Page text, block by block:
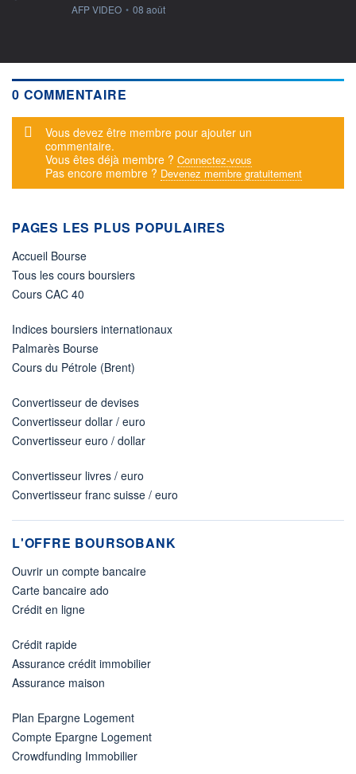
information fournie par
AFP VIDEO • 08 août
0 COMMENTAIRE
Message d'alerte
Vous devez être membre pour ajouter un
commentaire.
Vous êtes déjà membre ? Connectez-vous
Pas encore membre ? Devenez membre gratuitement
PAGES LES PLUS POPULAIRES
Accueil Bourse
Tous les cours boursiers
Cours CAC 40
Indices boursiers internationaux
Palmarès Bourse
Cours du Pétrole (Brent)
Convertisseur de devises
Convertisseur dollar / euro
Convertisseur euro / dollar
Convertisseur livres / euro
Convertisseur franc suisse / euro
L'OFFRE BOURSOBANK
Ouvrir un compte bancaire
Carte bancaire ado
Crédit en ligne
Crédit rapide
Assurance crédit immobilier
Assurance maison
Plan Epargne Logement
Compte Epargne Logement
Crowdfunding Immobilier